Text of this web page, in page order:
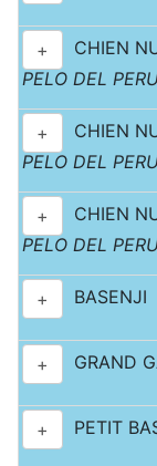
+ CHIEN
PELO DEL
+ CHIEN
PELO DEL
+ CHIEN
PELO DEL
+ BASENJI
+ GRAND
+ PETIT